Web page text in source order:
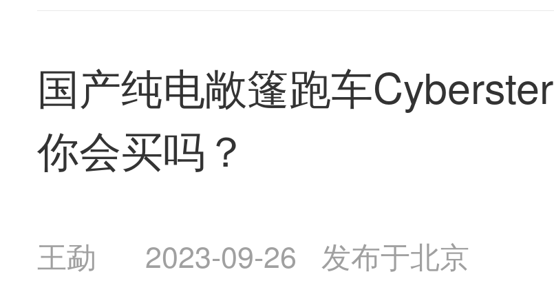
国产纯电敞篷跑车Cyberster
你会买吗？
王勐 2023-09-26 发布于北京